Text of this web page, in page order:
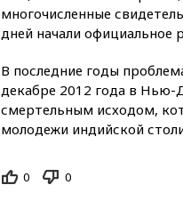
многочисленные
дней начали официальное
В последние годы
декабре 2012 года в Нью-
смертельным исходом,
молодежи индийской
0 0